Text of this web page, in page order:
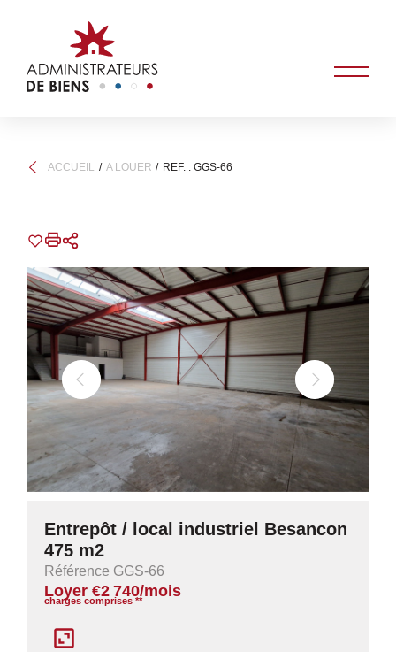
ACCUEIL A LOUER REF. : GGS-66
Entrepôt / local industriel Besancon
475 m2
Référence GGS-66
Loyer €2 740/mois
charges comprises **